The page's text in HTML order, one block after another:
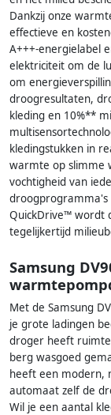
Dankzij onze
effectieve en
A+++-energielabel
elektriciteit om de
om
droogresultaten,
kleding en 10%**
kledingstukken in
warmte op slimme
vochtigheid van
droogprogramma's
QuickDrive™ wordt
tegelijkertijd
Samsung
Met de Samsung
je grote ladingen
droger heeft
berg wasgoed
heeft een modern,
automaat zelf de
Wil je een aantal